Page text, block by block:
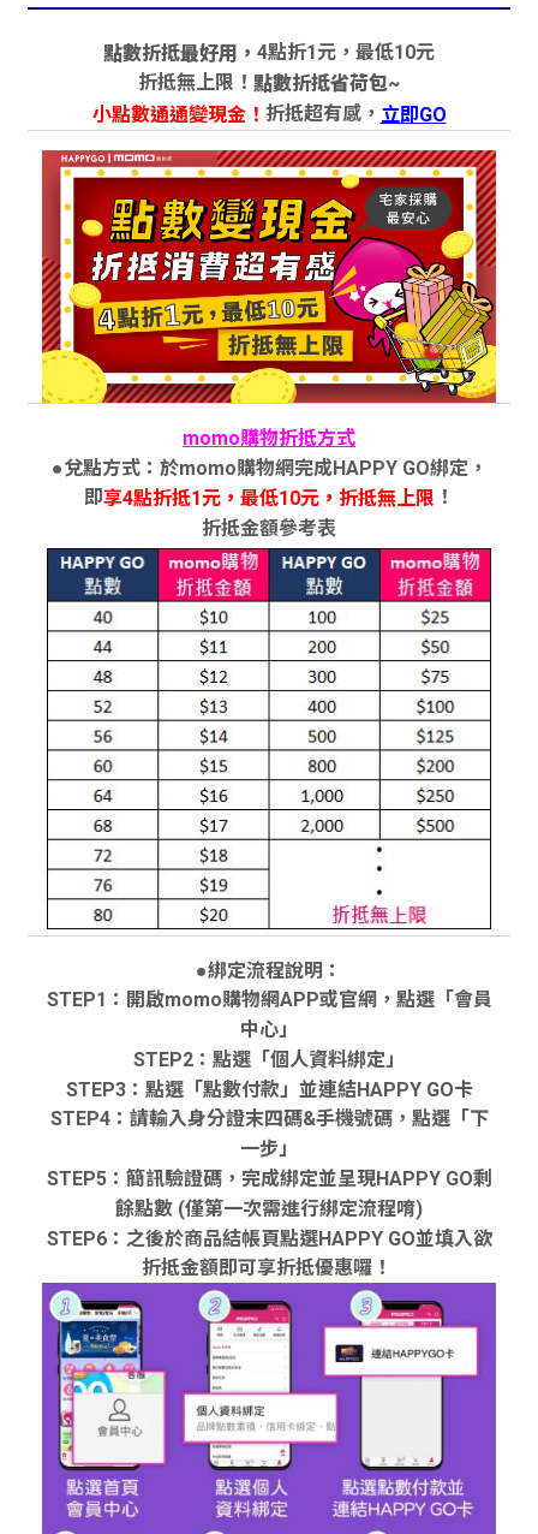
點數折抵最好用， 4點折1元，最低10元
折抵無上限！ 點數折抵省荷包~
小點數通通變現金！ 折抵超有感， 立即GO
momo購物折抵方式
●兌點方式：於momo購物網完成HAPPY GO綁定，
即享4點折抵1元 ， 最低10元 ， 折抵無上限 ！
折抵金額參考表
●綁定流程說明：
STEP1：開啟momo購物網APP或官網，點選「會員
中心」
STEP2：點選「個人資料綁定」
STEP3：點選「點數付款」並連結HAPPY GO卡
STEP4：請輸入身分證末四碼&手機號碼，點選「下
一步」
STEP5：簡訊驗證碼，完成綁定並呈現HAPPY GO剩
餘點數 (僅第一次需進行綁定流程唷)
STEP6：之後於商品結帳頁點選HAPPY GO並填入欲
折抵金額即可享折抵優惠囉！